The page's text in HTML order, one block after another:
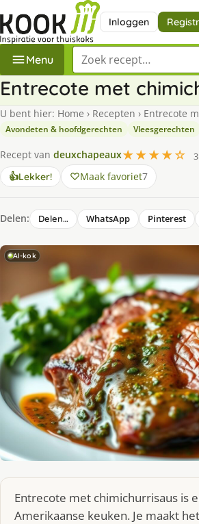
Inloggen
Menu Zoek een recept
Entrecote met
U bent hier: Home › Recepten › Entrecote
Avondeten & hoofdgerechten Vleesgerechten
Recept van deuxchapeaux★★★★☆
👍Lekker! Maak favoriet7
Delen: Delen… WhatsApp Pinterest
AI-kok
Entrecote met chimichurrisaus is
Amerikaanse keuken. Je maakt